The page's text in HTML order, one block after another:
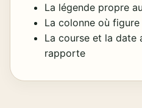
La légende propre
La colonne où
La course et la date
rapporte